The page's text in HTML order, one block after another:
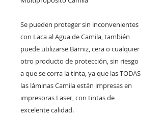
Se pueden proteger sin inconvenientes
con Laca al Agua de Camila, también
puede utilizarse Barniz, cera o cualquier
otro producto de protección, sin riesgo
a que se corra la tinta, ya que las TODAS
las láminas Camila están impresas en
impresoras Laser, con tintas de
excelente calidad.